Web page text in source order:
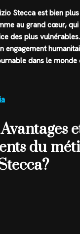
Stecca est bien
au grand cœur,
des plus
engagement
dans le
du